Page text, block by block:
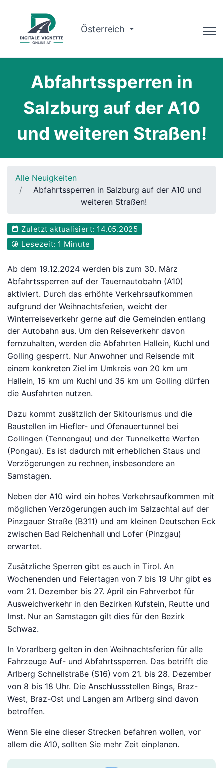
Österreich
Routenplaner
Gültigkeit prüfen
Warum wir?
Deutsch
Jetzt buchen
Abfahrtssperren in
Salzburg auf der A10
und weiteren Straßen!
Alle Neuigkeiten
Abfahrtssperren in Salzburg auf der A10 und
weiteren Straßen!
Zuletzt aktualisiert: 14.05.2025
Lesezeit: 1 Minute
Ab dem 19.12.2024 werden bis zum 30. März
Abfahrtssperren auf der Tauernautobahn (A10)
aktiviert. Durch das erhöhte Verkehrsaufkommen
aufgrund der Weihnachtsferien, weicht der
Winterreiseverkehr gerne auf die Gemeinden entlang
der Autobahn aus. Um den Reiseverkehr davon
fernzuhalten, werden die Abfahrten Hallein, Kuchl und
Golling gesperrt. Nur Anwohner und Reisende mit
einem konkreten Ziel im Umkreis von 20 km um
Hallein, 15 km um Kuchl und 35 km um Golling dürfen
die Ausfahrten nutzen.
Dazu kommt zusätzlich der Skitourismus und die
Baustellen im Hiefler- und Ofenauertunnel bei
Gollingen (Tennengau) und der Tunnelkette Werfen
(Pongau). Es ist dadurch mit erheblichen Staus und
Verzögerungen zu rechnen, insbesondere an
Samstagen.
Neben der A10 wird ein hohes Verkehrsaufkommen mit
möglichen Verzögerungen auch im Salzachtal auf der
Pinzgauer Straße (B311) und am kleinen Deutschen Eck
zwischen Bad Reichenhall und Lofer (Pinzgau)
erwartet.
Zusätzliche Sperren gibt es auch in Tirol. An
Wochenenden und Feiertagen von 7 bis 19 Uhr gibt es
vom 21. Dezember bis 27. April ein Fahrverbot für
Ausweichverkehr in den Bezirken Kufstein, Reutte und
Imst. Nur an Samstagen gilt dies für den Bezirk
Schwaz.
In Vorarlberg gelten in den Weihnachtsferien für alle
Fahrzeuge Auf- und Abfahrtssperren. Das betrifft die
Arlberg Schnellstraße (S16) vom 21. bis 28. Dezember
von 8 bis 18 Uhr. Die Anschlussstellen Bings, Braz-
West, Braz-Ost und Langen am Arlberg sind davon
betroffen.
Wenn Sie eine dieser Strecken befahren wollen, vor
allem die A10, sollten Sie mehr Zeit einplanen.